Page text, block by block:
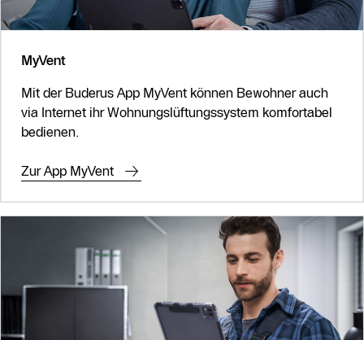
MyVent
Mit der Buderus App MyVent können Bewohner auch
via Internet ihr Wohnungslüftungssystem komfortabel
bedienen.
Zur App MyVent